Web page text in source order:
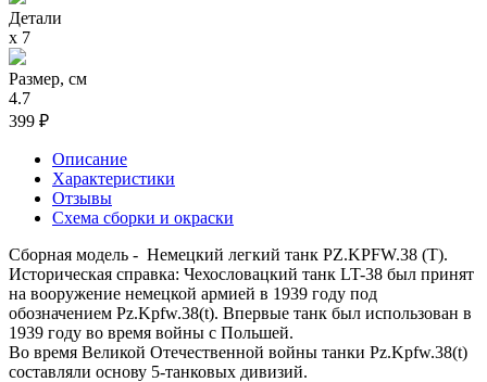
Детали
х 7
Размер, см
4.7
399 ₽
Описание
Характеристики
Отзывы
Схема сборки и окраски
Сборная модель - Немецкий легкий танк PZ.KPFW.38 (T).
Историческая справка: Чехословацкий танк LT-38 был принят
на вооружение немецкой армией в 1939 году под
обозначением Pz.Kpfw.38(t). Впервые танк был использован в
1939 году во время войны с Польшей.
Во время Великой Отечественной войны танки Pz.Kpfw.38(t)
составляли основу 5-танковых дивизий.